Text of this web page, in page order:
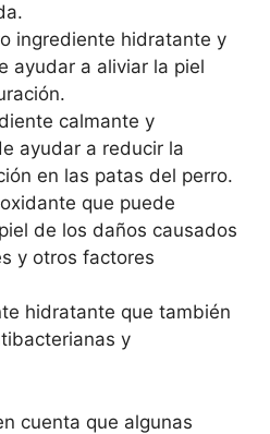
ingrediente hidratante y
ayudar a aliviar la piel
calmante y
ayudar a reducir la
en las patas del perro.
que puede
de los daños causados
y otros factores
hidratante que también
y
cuenta que algunas